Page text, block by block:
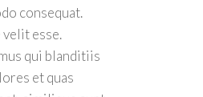
consequat.
esse.
qui blanditiis
et quas